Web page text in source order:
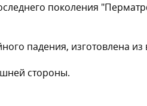
поколения
падения, изготовлена
стороны.